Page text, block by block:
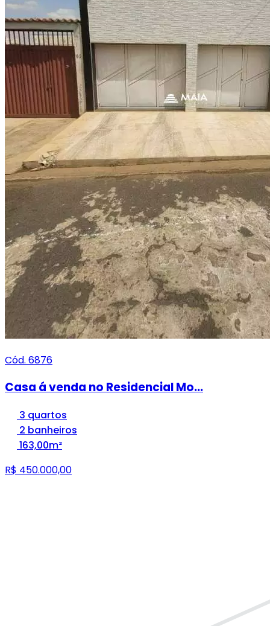
Cód. 6876
Casa á venda no Residencial Mo...
3 quartos
2 banheiros
163,00m²
R$ 450.000,00